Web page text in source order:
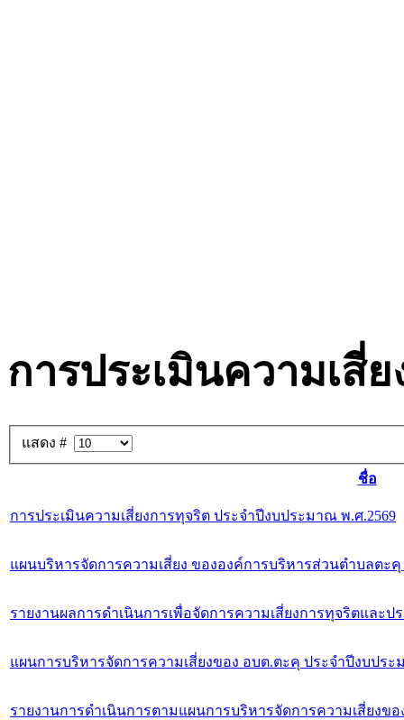
การประเมินความเสี่
แสดง #
ชื่อ
การประเมินความเสี่ยงการทุจริต ประจำปีงบประมาณ พ.ศ.2569
แผนบริหารจัดการความเสี่ยง ขององค์การบริหารส่วนตำบลตะ
รายงานผลการดำเนินการเพื่อจัดการความเสี่ยงการทุจริตและ
แผนการบริหารจัดการความเสี่ยงของ อบต.ตะคุ ประจำปีงบประ
รายงานการดำเนินการตามแผนการบริหารจัดการความเสี่ยงข